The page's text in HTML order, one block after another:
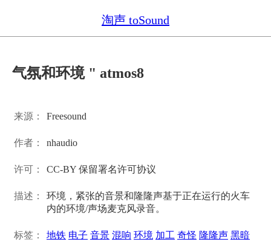
淘声 toSound
气氛和环境 " atmos8
来源： Freesound
作者： nhaudio
许可： CC-BY 保留署名许可协议
描述：
环境，紧张的音景和隆隆声基于正在运行的火车
内的环境/声场麦克风录音。
标签： 地铁 电子 音景 混响 环境 加工 奇怪 隆隆声 黑暗